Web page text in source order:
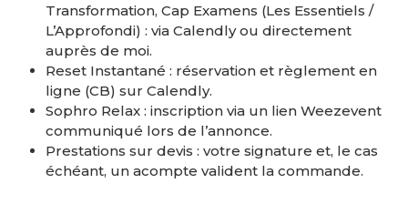
Transformation, Cap Examens (Les Essentiels /
L’Approfondi) : via Calendly ou directement
auprès de moi.
Reset Instantané : réservation et règlement en
ligne (CB) sur Calendly.
Sophro Relax : inscription via un lien Weezevent
communiqué lors de l’annonce.
Prestations sur devis : votre signature et, le cas
échéant, un acompte valident la commande.